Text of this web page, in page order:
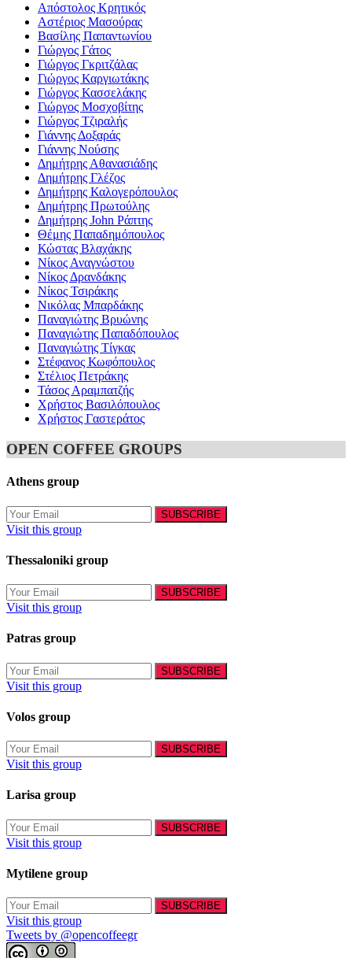
Απόστολος Κρητικός
Αστέριος Μασούρας
Βασίλης Παπαντωνίου
Γιώργος Γάτος
Γιώργος Γκριτζάλας
Γιώργος Καργιωτάκης
Γιώργος Κασσελάκης
Γιώργος Μοσχοβίτης
Γιώργος Τζιραλής
Γιάννης Δοξαράς
Γιάννης Νούσης
Δημήτρης Αθανασιάδης
Δημήτρης Γλέζος
Δημήτρης Καλογερόπουλος
Δημήτρης Πρωτούλης
Δημήτρης John Ράπτης
Θέμης Παπαδημόπουλος
Κώστας Βλαχάκης
Νίκος Αναγνώστου
Νίκος Δρανδάκης
Νίκος Τσιράκης
Νικόλας Μπαρδάκης
Παναγιώτης Βρυώνης
Παναγιώτης Παπαδόπουλος
Παναγιώτης Τίγκας
Στέφανος Κωφόπουλος
Στέλιος Πετράκης
Τάσος Αραμπατζής
Χρήστος Βασιλόπουλος
Χρήστος Γαστεράτος
OPEN COFFEE GROUPS
Athens group
Visit this group
Thessaloniki group
Visit this group
Patras group
Visit this group
Volos group
Visit this group
Larisa group
Visit this group
Mytilene group
Visit this group
Tweets by @opencoffeegr